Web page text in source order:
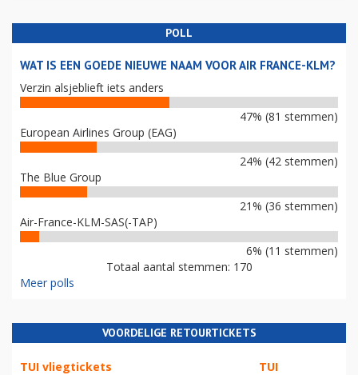
POLL
WAT IS EEN GOEDE NIEUWE NAAM VOOR AIR FRANCE-KLM?
Verzin alsjeblieft iets anders
47% (81 stemmen)
European Airlines Group (EAG)
24% (42 stemmen)
The Blue Group
21% (36 stemmen)
Air-France-KLM-SAS(-TAP)
6% (11 stemmen)
Totaal aantal stemmen: 170
Meer polls
VOORDELIGE RETOURTICKETS
TUI vliegtickets TUI